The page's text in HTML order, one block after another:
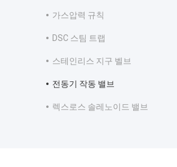
가스압력 규칙
DSC 스팀 트랩
스테인리스 지구 벨브
전동기 작동 밸브
렉스로스 솔레노이드 밸브